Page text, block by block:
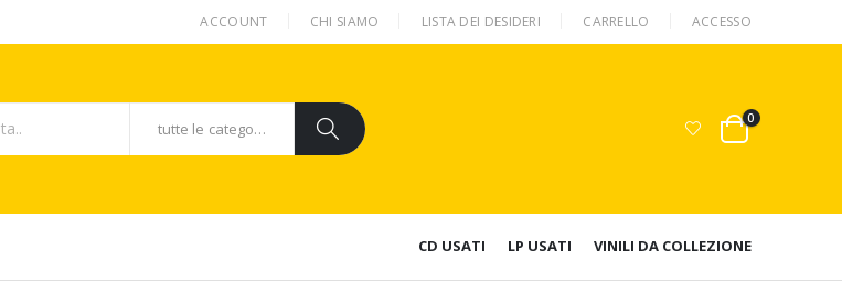
ACCOUNT CHI SIAMO LISTA DEI DESIDERI CARRELLO ACCESSO
tutte le categorie
0
CD USATI LP USATI VINILI DA COLLEZIONE